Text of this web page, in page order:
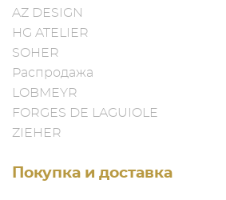
AZ DESIGN
HG ATELIER
SOHER
Распродажа
LOBMEYR
FORGES DE LAGUIOLE
ZIEHER
Покупка и доставка